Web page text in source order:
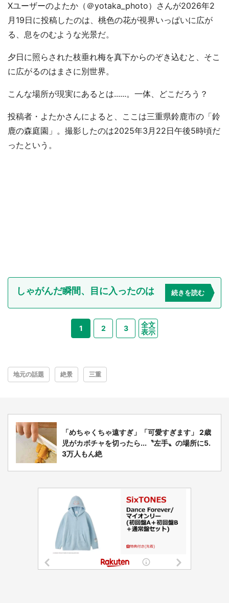
Xユーザーのよたか（＠yotaka_photo）さんが2026年2
月19日に投稿したのは、桃色の花が視界いっぱいに広が
る、息をのむような光景だ。
夕日に照らされた枝垂れ梅を真下からのぞき込むと、そこ
に広がるのはまさに別世界。
こんな場所が現実にあるとは......。一体、どこだろう？
投稿者・よたかさんによると、ここは三重県鈴鹿市の「鈴
鹿の森庭園」。撮影したのは2025年3月22日午後5時頃だ
ったという。
しゃがんだ瞬間、目に入ったのは 続きを読む
1 2 3
全文
表示
地元の話題 絶景 三重
「めちゃくちゃ遠すぎ」「可愛すぎます」 2歳
児がカボチャを切ったら...〝左手〟の場所に5.
3万人もん絶